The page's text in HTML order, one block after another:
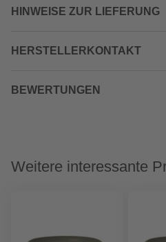
HINWEISE ZUR LIEFERUNG
HERSTELLERKONTAKT
BEWERTUNGEN
Weitere interessante